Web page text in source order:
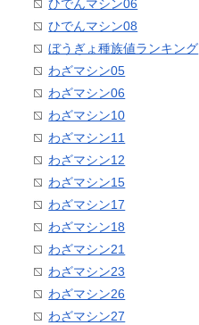
ひでんマシン06
ひでんマシン08
ぼうぎょ種族値ランキング
わざマシン05
わざマシン06
わざマシン10
わざマシン11
わざマシン12
わざマシン15
わざマシン17
わざマシン18
わざマシン21
わざマシン23
わざマシン26
わざマシン27